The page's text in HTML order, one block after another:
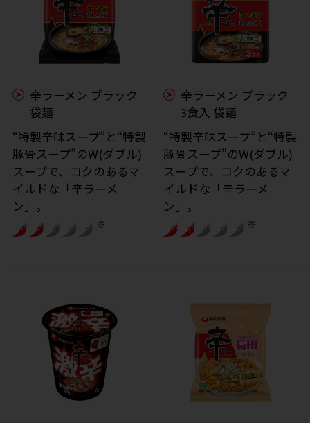
辛ラーメン ブラック
袋麺
“特製辛味スープ”と“特製
豚骨スープ”のW(ダブル)
スープで、コクのあるマ
イルドな「辛ラーメ
ン」。
※
辛ラーメン ブラック
3食入 袋麺
“特製辛味スープ”と“特製
豚骨スープ”のW(ダブル)
スープで、コクのあるマ
イルドな「辛ラーメ
ン」。
※